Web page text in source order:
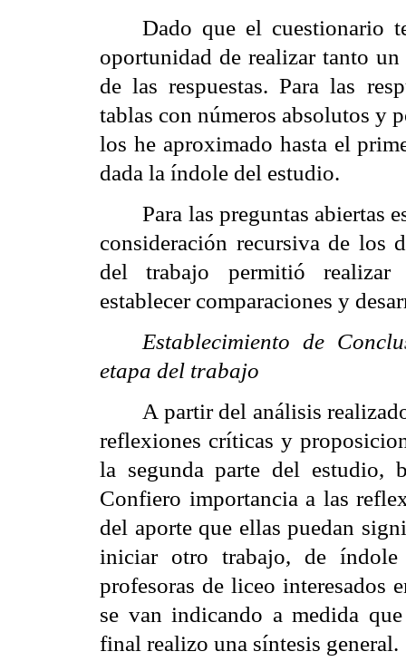
Dado que el cuestionario
oportunidad de realizar tanto
de las respuestas. Para las
tablas con números absolutos y
los he aproximado hasta el
dada la índole del estudio.
Para las preguntas abiertas
consideración recursiva de los
del trabajo permitió realizar
establecer comparaciones y
Establecimiento de
etapa del trabajo
A partir del análisis
reflexiones críticas y
la segunda parte del estudio,
Confiero importancia a las
del aporte que ellas puedan
iniciar otro trabajo, de índole
profesoras de liceo interesados
se van indicando a medida
final realizo una síntesis general.